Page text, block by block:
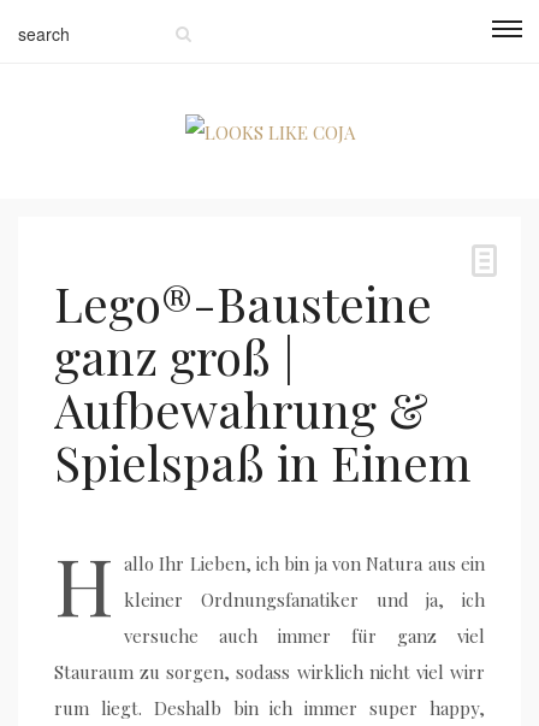
Lego®-Bausteine
ganz groß |
Aufbewahrung &
Spielspaß in Einem
H allo Ihr Lieben, ich bin ja von Natura aus ein
kleiner Ordnungsfanatiker und ja, ich
versuche auch immer für ganz viel
Stauraum zu sorgen, sodass wirklich nicht viel wirr
rum liegt. Deshalb bin ich immer super happy,